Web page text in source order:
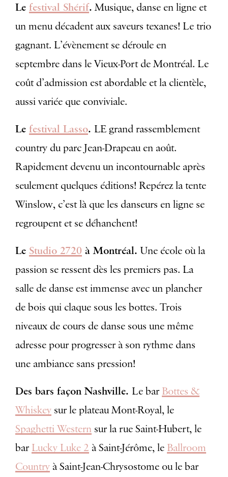
Le festival Shérif.Musique, danse en ligne et
un menu décadent aux saveurs texanes! Le trio
gagnant. L’évènement se déroule en
septembre dans le Vieux-Port de Montréal. Le
coût d’admission est abordable et la clientèle,
aussi variée que conviviale.
Le festival Lasso. LE grand rassemblement
country du parc Jean-Drapeau en août.
Rapidement devenu un incontournable après
seulement quelques éditions! Repérez la tente
Winslow, c’est là que les danseurs en ligne se
regroupent et se déhanchent!
Le Studio 2720 à Montréal. Une école où la
passion se ressent dès les premiers pas. La
salle de danse est immense avec un plancher
de bois qui claque sous les bottes. Trois
niveaux de cours de danse sous une même
adresse pour progresser à son rythme dans
une ambiance sans pression!
Des bars façon Nashville. Le bar Bottes &
Whiskeysur le plateau Mont-Royal, le
Spaghetti Westernsur la rue Saint-Hubert, le
bar Lucky Luke 2 à Saint-Jérôme, le Ballroom
Countryà Saint-Jean-Chrysostome ou le bar